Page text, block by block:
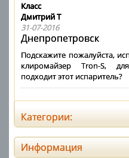
Класс
Дмитрий Т
31-07-2016
Днепропетровск
Подскажите пожалуйста,
клиромайзер Tron-S,
подходит этот испаритель?
Категории:
Информация